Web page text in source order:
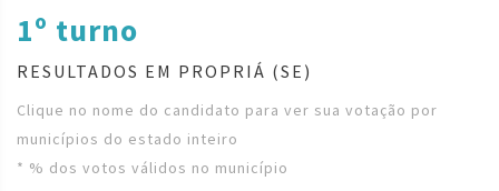
1º turno
RESULTADOS EM PROPRIÁ (SE)
Clique no nome do candidato para ver sua votação por
municípios do estado inteiro
* % dos votos válidos no município